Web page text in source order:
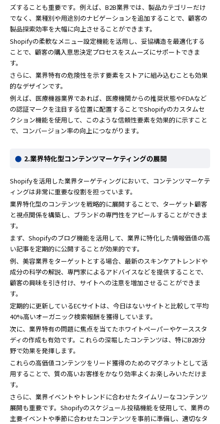
ズすることも重要です。例えば、B2B業界では、製品カテゴリーだけ
でなく、業種別や用途別のナビゲーションを追加することで、顧客の
製品探索効率を大幅に向上させることができます。
Shopifyの柔軟なメニュー設定機能を活用し、妥協構造を最適化する
ことで、顧客の購入意思決定プロセスをスムーズにサポートできま
す。
さらに、業界特有の危険性を示す要素をストアに組み込むことも効果
的なデザインです。
例えば、医療機器業界であれば、医療機関からの推奨状態やFDAなど
の認証マークを注目する位置に配置することでShopifyのカスタムセ
クション機能を使用して、このような信頼性要素を効果的に示すこと
で、コンバージョン率の向上につながります。
2.業界特化型コンテンツマーケティングの展開
Shopifyを活用した業界ターゲティングにおいて、コンテンツマーケテ
ィングは非常に重要な役割を担っています。
業界特化型のコンテンツを戦略的に展開することで、ターゲット顧客
と視点関係を構築し、ブランドの専門性をアピールすることができま
す。
まず、Shopifyのブログ機能を活用して、業界に特化した情報価値の高
い記事を定期的に公開することが効果的です。
例、美容業界をターゲットとする場合、最新のスキンケアトレンドや
成分の科学の解説、専門家によるアドバイスなどを提供することで、
顧客の興味を引き付け、サイトへの注意を増加させることができま
す。
定期的に更新しているECサイトは、今日はないサイトと比較して平均
40%高いオーガニック検索報酬を獲得しています。
次に、業界特有の問題に焦点を当てたホワイトペーパーやケーススタ
ディの作成も有効です。これらの深堀したコンテンツは、特にB2B分
野で効果を発揮します。
これらの高価値コンテンツをリード獲得のためのマグネットとして活
用することで、質の高いお客様をかなり効率よくお楽しみいただけま
す。
さらに、業界イベントやトレンドに合わせたタイムリーなコンテンツ
展開も重要です。Shopifyのスケジュール投稿機能を使用して、業界の
主要イベントや季節に合わせたコンテンツを事前に準備し、適切なタ